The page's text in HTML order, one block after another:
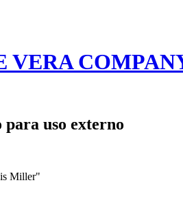
VERA
uso externo
Miller"